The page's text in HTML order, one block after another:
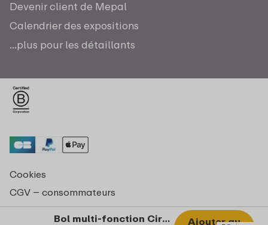
Bol multi-fonction Cirqula 750 ml - Nordic sage Ajouter au
Devenir client de Mepal
Calendrier des expositions
...plus pour les détaillants
Cookies
CGV – consommateurs
Déclaration de confidentialité